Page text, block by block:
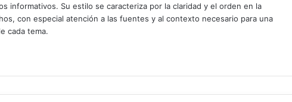
informativos. Su estilo se caracteriza por la claridad y el orden en la
con especial atención a las fuentes y al contexto necesario para una
cada tema.